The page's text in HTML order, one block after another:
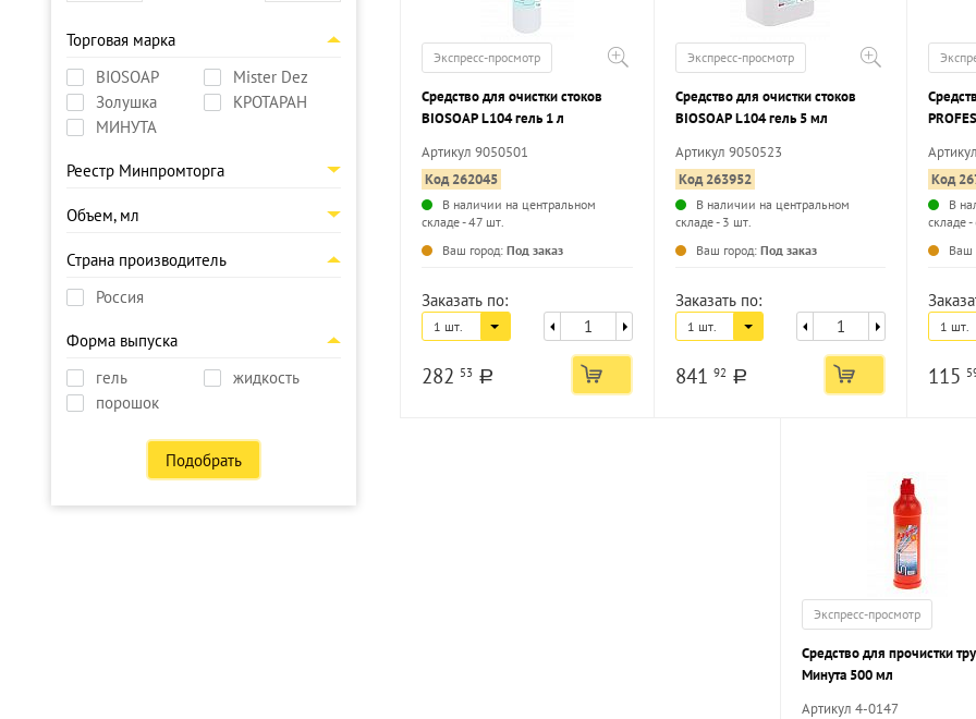
Торговая марка
BIOSOAP
Mister Dez
Золушка
КРОТАРАН
МИНУТА
Реестр Минпромторга
Объем, мл
Страна производитель
Россия
Форма выпуска
гель
жидкость
порошок
Подобрать
Экспресс-просмотр
Средство для очистки стоков
BIOSOAP L104 гель 1 л
Артикул 9050501
Код 262045
В наличии на центральном
складе - 47 шт.
Ваш город: Под заказ
Заказать по:
1 шт.
282 53 a
Экспресс-просмотр
Средство для очистки стоков
BIOSOAP L104 гель 5 мл
Артикул 9050523
Код 263952
В наличии на центральном
складе - 3 шт.
Ваш город: Под заказ
Заказать по:
1 шт.
841 92 a
Код
В
складе
Ваш
1 шт.
115
Экспресс-просмотр
Средство для прочистки
Минута 500 мл
Артикул 4-0147